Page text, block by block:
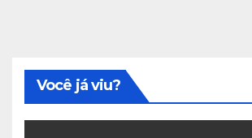
Você já viu?